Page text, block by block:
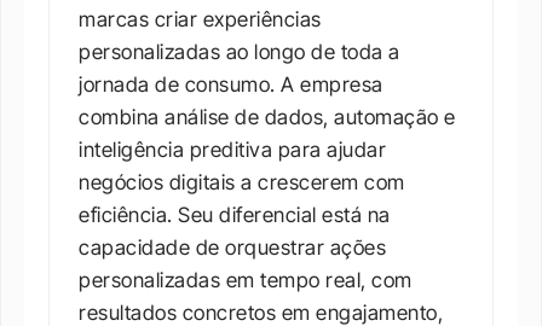
marcas criar experiências
personalizadas ao longo de toda a
jornada de consumo. A empresa
combina análise de dados, automação e
inteligência preditiva para ajudar
negócios digitais a crescerem com
eficiência. Seu diferencial está na
capacidade de orquestrar ações
personalizadas em tempo real, com
resultados concretos em engajamento,